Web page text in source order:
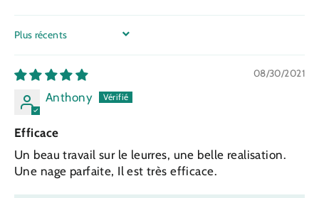
SORT BY
08/30/2021
Anthony
Efficace
Un beau travail sur le leurres, une belle realisation.
Une nage parfaite, Il est très efficace.